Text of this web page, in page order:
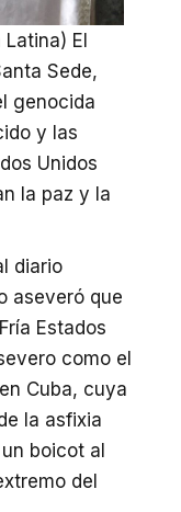
El
Sede,
genocida
y las
Unidos
la paz y la
diario
aseveró que
Estados
como el
Cuba, cuya
la asfixia
boicot al
del